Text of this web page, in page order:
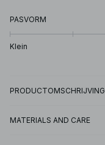
PASVORM
Klein
PRODUCTOMSCHRIJVING
MATERIALS AND CARE